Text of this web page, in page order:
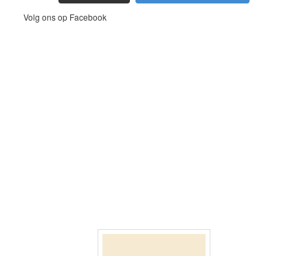
Volg ons op Facebook